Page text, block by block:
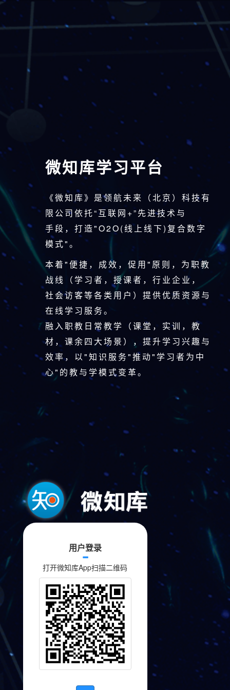
微知库学习平台
《微知库》是领航未来（北京）科技有
限公司依托“互联网+”先进技术与
手段，打造"O2O(线上线下)复合数字
模式"。
本着"便捷，成效，促用"原则，为职教
战线（学习者，授课者，行业企业，
社会访客等各类用户）提供优质资源与
在线学习服务。
融入职教日常教学（课堂，实训，教
材，课余四大场景），提升学习兴趣与
效率，以"知识服务"推动"学习者为中
心"的教与学模式变革。
用户登录
打开微知库App扫描二维码